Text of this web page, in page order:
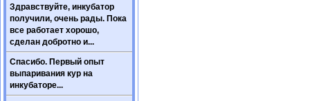
Здравствуйте, инкубатор
получили, очень рады. Пока
все работает хорошо,
сделан добротно и...
Спасибо. Первый опыт
выпаривания кур на
инкубаторе...